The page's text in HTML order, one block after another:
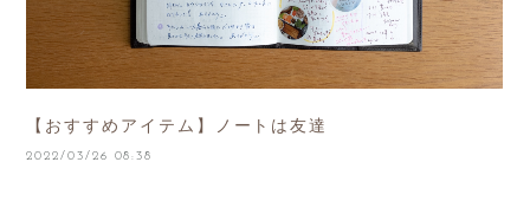
【おすすめアイテム】ノートは友達
2022/03/26 08:38